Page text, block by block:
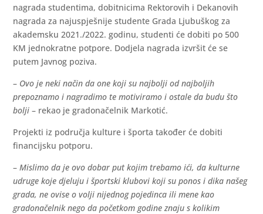
nagrada studentima, dobitnicima Rektorovih i Dekanovih
nagrada za najuspješnije studente Grada Ljubuškog za
akademsku 2021./2022. godinu, studenti će dobiti po 500
KM jednokratne potpore. Dodjela nagrada izvršit će se
putem Javnog poziva.
– Ovo je neki način da one koji su najbolji od najboljih
prepoznamo i nagradimo te motiviramo i ostale da budu što
bolji – rekao je gradonačelnik Markotić.
Projekti iz područja kulture i športa također će dobiti
financijsku potporu.
–Mislimo da je ovo dobar put kojim trebamo ići, da kulturne
udruge koje djeluju i športski klubovi koji su ponos i dika našeg
grada, ne ovise o volji nijednog pojedinca ili mene kao
gradonačelnik nego da početkom godine znaju s kolikim